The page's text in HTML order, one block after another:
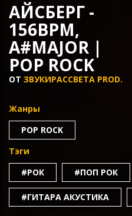
АЙСБЕРГ -
156BPM,
A#MAJOR |
POP ROCK
ОТ ЗВУКИРАССВЕТА PROD.
Жанры
POP ROCK
Тэги
#РОК
#ПОП РОК
#ГИТАРА АКУСТИКА